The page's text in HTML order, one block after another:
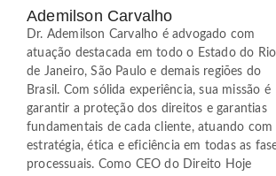
Ademilson Carvalho
Dr. Ademilson Carvalho é advogado com
atuação destacada em todo o Estado do Rio
de Janeiro, São Paulo e demais regiões do
Brasil. Com sólida experiência, sua missão é
garantir a proteção dos direitos e garantias
fundamentais de cada cliente, atuando com
estratégia, ética e eficiência em todas as
processuais. Como CEO do Direito Hoje